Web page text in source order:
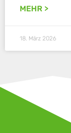
MEHR >
18. März 2026